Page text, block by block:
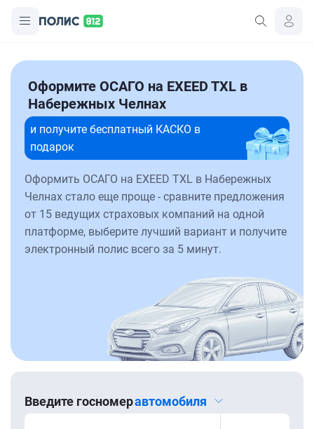
Оформите ОСАГО на EXEED TXL в
Набережных Челнах
и получите бесплатный КАСКО в
подарок
Оформить ОСАГО на EXEED TXL в Набережных
Челнах стало еще проще - сравните предложения
от 15 ведущих страховых компаний на одной
платформе, выберите лучший вариант и получите
электронный полис всего за 5 минут.
Введите госномеравтомобиля